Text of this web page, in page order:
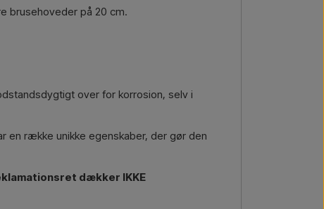
brusehoveder på 20 cm.
over for korrosion, selv i
en række unikke egenskaber, der gør den
dækker IKKE